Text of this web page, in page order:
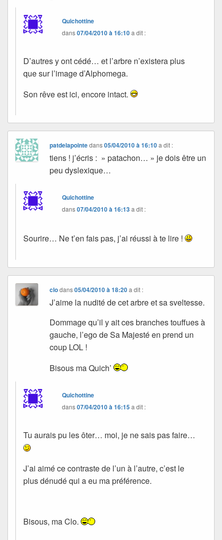
Quichottine
dans07/04/2010 à 16:10a dit :
D’autres y ont cédé… et l’arbre n’existera plus
que sur l’image d’Alphomega.
Son rêve est ici, encore intact.
patdelapointedans05/04/2010 à 16:10 a dit :
tiens ! j’écris : » patachon… » je dois être un
peu dyslexique…
Quichottine
dans07/04/2010 à 16:13a dit :
Sourire… Ne t’en fais pas, j’ai réussi à te lire !
clodans05/04/2010 à 18:20 a dit :
J’aime la nudité de cet arbre et sa sveltesse.
Dommage qu’il y ait ces branches touffues à
gauche, l’ego de Sa Majesté en prend un
coup LOL !
Bisous ma Quich’
Quichottine
dans07/04/2010 à 16:15a dit :
Tu aurais pu les ôter… moi, je ne sais pas faire…
J’ai aimé ce contraste de l’un à l’autre, c’est le
plus dénudé qui a eu ma préférence.
Bisous, ma Clo.